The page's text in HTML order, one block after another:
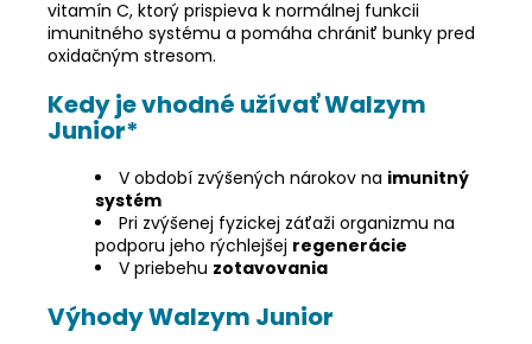
vitamín C, ktorý prispieva k normálnej funkcii
imunitného systému a pomáha chrániť bunky pred
oxidačným stresom.
Kedy je vhodné užívať Walzym
Junior*
V období zvýšených nárokov na imunitný
systém
Pri zvýšenej fyzickej záťaži organizmu na
podporu jeho rýchlejšej regenerácie
V priebehu zotavovania
Výhody Walzym Junior